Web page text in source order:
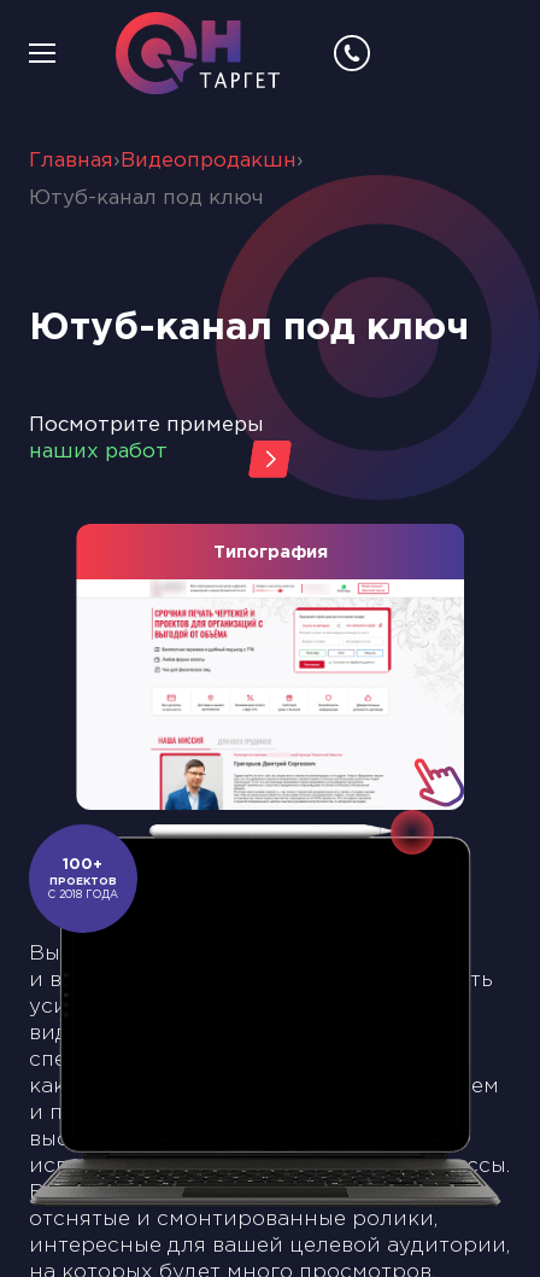
Главная › Видеопродакшн ›
Ютуб-канал под ключ
Ютуб-канал под ключ
Вы мечтаете стать успешным блогером
и вести свой канал? Решили попробовать
усилить и развить бизнес при помощи
видеохостинга? Тогда помощь
специалистов из On Target будет
как нельзя кстати. Мы займемся созданием
и продвижением канала на Ютубе,
выстроим стратегию работы, найдем
исполнителей и автоматизируем процессы.
В результате вы получите качественно
отснятые и смонтированные ролики,
интересные для вашей целевой аудитории,
на которых будет много просмотров.
Посмотрите примеры
наших работ
Типография
100+
ПРОЕКТОВ
С 2018 ГОДА